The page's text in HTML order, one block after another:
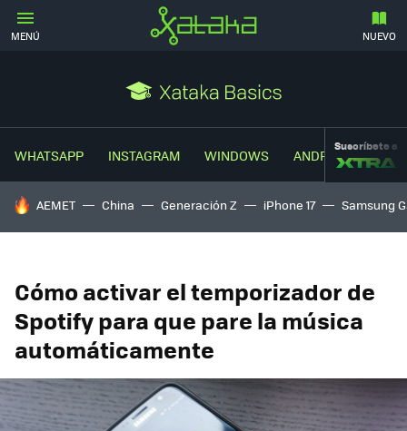
MENÚ NUEVO
WHATSAPP INSTAGRAM WINDOWS ANDROIDSuscríbete a
HOY SE HABLA DE
AEMET China Generación Z iPhone 17 Samsung
Cómo activar el temporizador de
Spotify para que pare la música
automáticamente